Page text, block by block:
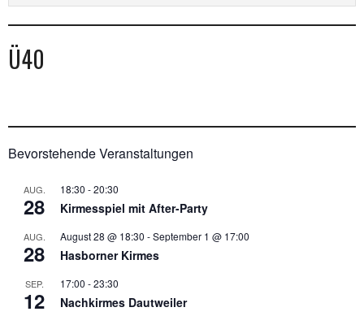
Ü40
Bevorstehende Veranstaltungen
AUG.
28
18:30 -20:30
Kirmesspiel mit After-Party
AUG.
28
August 28 @ 18:30 -September 1 @ 17:00
Hasborner Kirmes
SEP.
12
17:00 -23:30
Nachkirmes Dautweiler